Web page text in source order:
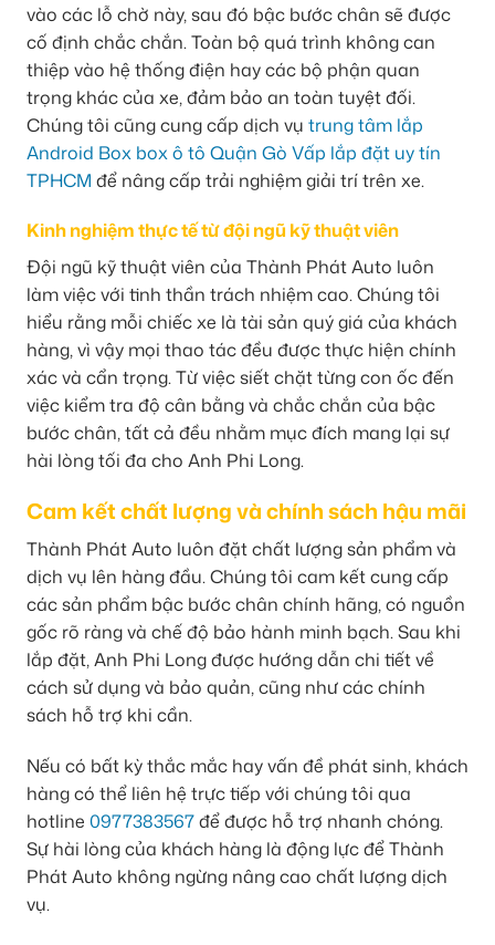
vào các lỗ chờ này, sau đó bậc bước chân sẽ được
cố định chắc chắn. Toàn bộ quá trình không can
thiệp vào hệ thống điện hay các bộ phận quan
trọng khác của xe, đảm bảo an toàn tuyệt đối.
Chúng tôi cũng cung cấp dịch vụ trung tâm lắp
Android Box box ô tô Quận Gò Vấp lắp đặt uy tín
TPHCM để nâng cấp trải nghiệm giải trí trên xe.
Kinh nghiệm thực tế từ đội ngũ kỹ thuật viên
Đội ngũ kỹ thuật viên của Thành Phát Auto luôn
làm việc với tinh thần trách nhiệm cao. Chúng tôi
hiểu rằng mỗi chiếc xe là tài sản quý giá của khách
hàng, vì vậy mọi thao tác đều được thực hiện chính
xác và cẩn trọng. Từ việc siết chặt từng con ốc đến
việc kiểm tra độ cân bằng và chắc chắn của bậc
bước chân, tất cả đều nhằm mục đích mang lại sự
hài lòng tối đa cho Anh Phi Long.
Cam kết chất lượng và chính sách hậu mãi
Thành Phát Auto luôn đặt chất lượng sản phẩm và
dịch vụ lên hàng đầu. Chúng tôi cam kết cung cấp
các sản phẩm bậc bước chân chính hãng, có nguồn
gốc rõ ràng và chế độ bảo hành minh bạch. Sau khi
lắp đặt, Anh Phi Long được hướng dẫn chi tiết về
cách sử dụng và bảo quản, cũng như các chính
sách hỗ trợ khi cần.
Nếu có bất kỳ thắc mắc hay vấn đề phát sinh, khách
hàng có thể liên hệ trực tiếp với chúng tôi qua
hotline 0977383567để được hỗ trợ nhanh chóng.
Sự hài lòng của khách hàng là động lực để Thành
Phát Auto không ngừng nâng cao chất lượng dịch
vụ.